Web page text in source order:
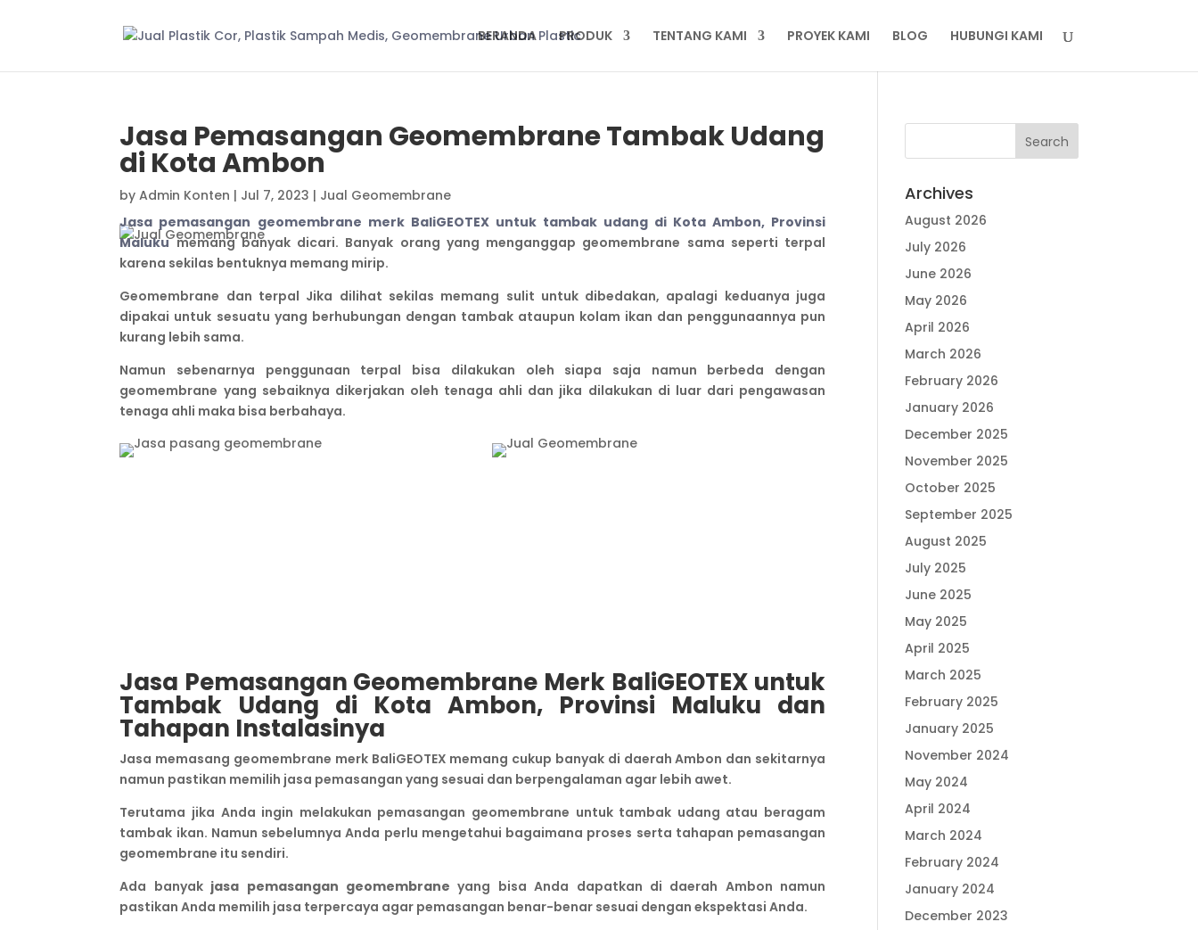
BERANDA PRODUK TENTANG KAMI PROYEK KAMI BLOG HUBUNGI KAMI
Jasa Pemasangan Geomembrane Tambak Udang
di Kota Ambon
byAdmin Konten | Jul 7, 2023 | Jual Geomembrane
Jasa pemasangan geomembrane merk BaliGEOTEX untuk tambak udang di Kota Ambon, Provinsi
Malukumemang banyak dicari. Banyak orang yang menganggap geomembrane sama seperti terpal
karena sekilas bentuknya memang mirip.
Geomembrane dan terpal Jika dilihat sekilas memang sulit untuk dibedakan, apalagi keduanya juga
dipakai untuk sesuatu yang berhubungan dengan tambak ataupun kolam ikan dan penggunaannya pun
kurang lebih sama.
Namun sebenarnya penggunaan terpal bisa dilakukan oleh siapa saja namun berbeda dengan
geomembrane yang sebaiknya dikerjakan oleh tenaga ahli dan jika dilakukan di luar dari pengawasan
tenaga ahli maka bisa berbahaya.
Jasa Pemasangan Geomembrane Merk BaliGEOTEX untuk
Tambak Udang di Kota Ambon, Provinsi Maluku dan
Tahapan Instalasinya
Jasa memasang geomembrane merk BaliGEOTEX memang cukup banyak di daerah Ambon dan sekitarnya
namun pastikan memilih jasa pemasangan yang sesuai dan berpengalaman agar lebih awet.
Terutama jika Anda ingin melakukan pemasangan geomembrane untuk tambak udang atau beragam
tambak ikan. Namun sebelumnya Anda perlu mengetahui bagaimana proses serta tahapan pemasangan
geomembrane itu sendiri.
Ada banyak jasa pemasangan geomembrane yang bisa Anda dapatkan di daerah Ambon namun
pastikan Anda memilih jasa terpercaya agar pemasangan benar-benar sesuai dengan ekspektasi Anda.
Archives
August 2026
July 2026
June 2026
May 2026
April 2026
March 2026
February 2026
January 2026
December 2025
November 2025
October 2025
September 2025
August 2025
July 2025
June 2025
May 2025
April 2025
March 2025
February 2025
January 2025
November 2024
May 2024
April 2024
March 2024
February 2024
January 2024
December 2023